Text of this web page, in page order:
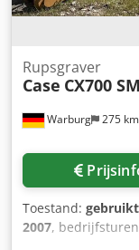
Warburg 275 km
Rupsgraver
Case CX700
Toestand: gebruikt
2007,
kW – AH-6WG1X –